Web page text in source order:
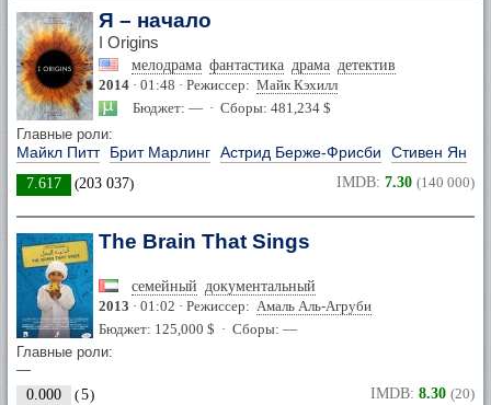
Я – начало
I Origins
мелодрама фантастика драма детектив
2014 · 01:48 · Режиссер: Майк Кэхилл
Бюджет: — · Сборы: 481,234 $
Главные роли:
Майкл Питт Брит Марлинг Астрид Берже-Фрисби Стивен Ян
7.617 (203 037) IMDB: 7.30 (140 000)
The Brain That Sings
семейный документальный
2013 · 01:02 · Режиссер: Амаль Аль-Агруби
Бюджет: 125,000 $ · Сборы: —
Главные роли:
—
0.000
(5) IMDB: 8.30 (20)